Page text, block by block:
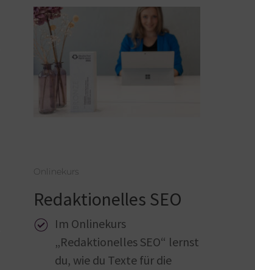
Onlinekurs
Redaktionelles SEO
Im Onlinekurs
„Redaktionelles SEO“ lernst
du, wie du Texte für die